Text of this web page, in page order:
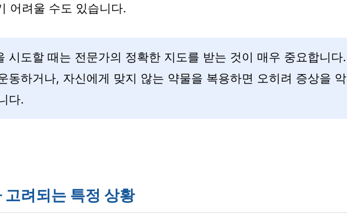
어려울 수도 있습니다.
시도할 때는 전문가의 정확한 지도를 받는 것이 매우 중요합니다.
동하거나, 자신에게 맞지 않는 약물을 복용하면 오히려 증상을 악
다.
고려되는 특정 상황